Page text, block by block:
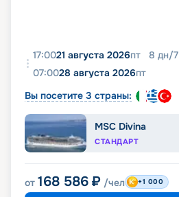
17:0021 августа 2026пт 8 дн/7
07:0028 августа 2026пт
Вы посетите 3 страны:
MSC Divina
СТАНДАРТ
от 168 586 ₽ /чел +1 000